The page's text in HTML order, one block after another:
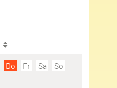
Do Fr Sa
So